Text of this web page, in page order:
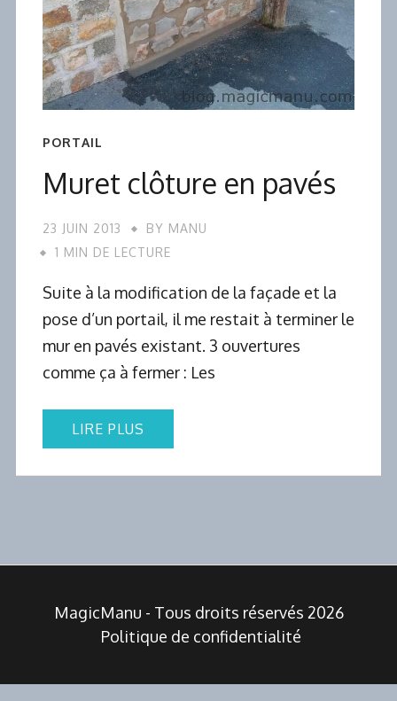
PORTAIL
Muret clôture en pavés
23 JUIN 2013 BY MANU
1 MIN DE LECTURE
Suite à la modification de la façade et la
pose d’un portail, il me restait à terminer le
mur en pavés existant. 3 ouvertures
comme ça à fermer : Les
LIRE PLUS
MagicManu - Tous droits réservés 2026
Politique de confidentialité